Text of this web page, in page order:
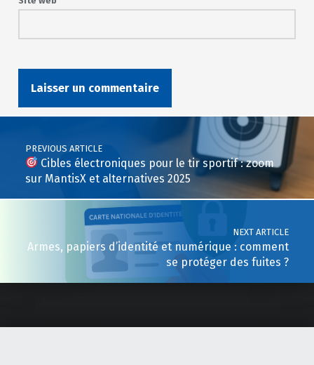
Post navigation
PREVIOUS ARTICLE
Cibles électroniques pour le tir sportif : zoom
sur MantisX et alternatives 2025
NEXT ARTICLE
Armes, papiers d’identité et numérique : comment
se protéger des fuites ?